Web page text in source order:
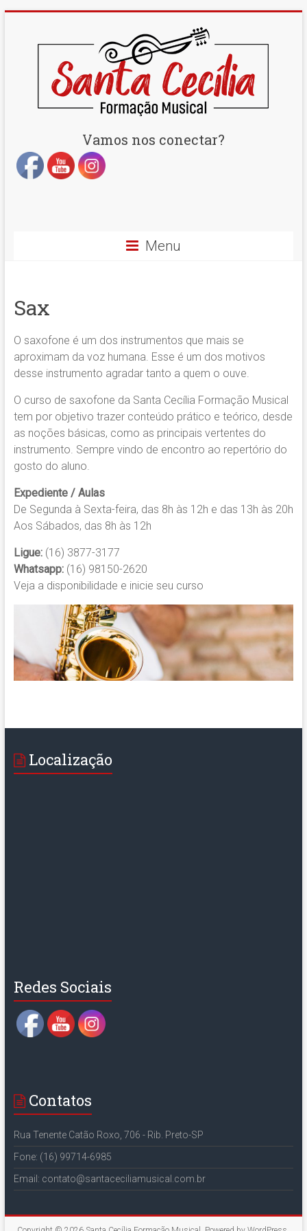
Vamos nos conectar?
Menu
Sax
O saxofone é um dos instrumentos que mais se
aproximam da voz humana. Esse é um dos motivos
desse instrumento agradar tanto a quem o ouve.
O curso de saxofone da Santa Cecília Formação Musical
tem por objetivo trazer conteúdo prático e teórico, desde
as noções básicas, como as principais vertentes do
instrumento. Sempre vindo de encontro ao repertório do
gosto do aluno.
Expediente / Aulas
De Segunda à Sexta-feira, das 8h às 12h e das 13h às 20h
Aos Sábados, das 8h às 12h
Ligue:(16) 3877-3177
Whatsapp:(16) 98150-2620
Veja a disponibilidade e inicie seu curso
Localização
Redes Sociais
Contatos
Rua Tenente Catão Roxo, 706 - Rib. Preto-SP
Fone: (16) 99714-6985
Email: contato@santaceciliamusical.com.br